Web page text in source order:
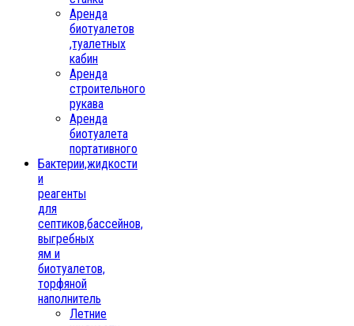
Аренда
биотуалетов
,туалетных
кабин
Аренда
строительного
рукава
Аренда
биотуалета
портативного
Бактерии,жидкости
и
реагенты
для
септиков,бассейнов,
выгребных
ям и
биотуалетов,
торфяной
наполнитель
Летние